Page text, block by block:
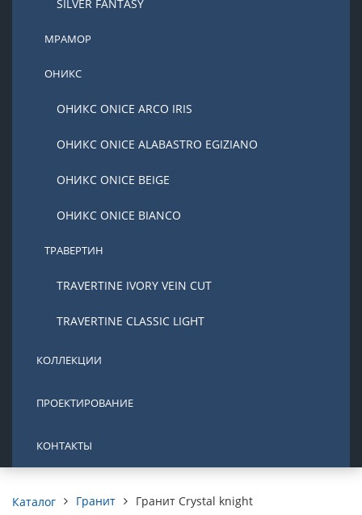
SILVER FANTASY
МРАМОР
ОНИКС
ОНИКС ONICE ARCO IRIS
ОНИКС ONICE ALABASTRO EGIZIANO
ОНИКС ONICE BEIGE
ОНИКС ONICE BIANCO
ТРАВЕРТИН
TRAVERTINE IVORY VEIN CUT
TRAVERTINE CLASSIC LIGHT
КОЛЛЕКЦИИ
ПРОЕКТИРОВАНИЕ
КОНТАКТЫ
Каталог Гранит Гранит Crystal knight